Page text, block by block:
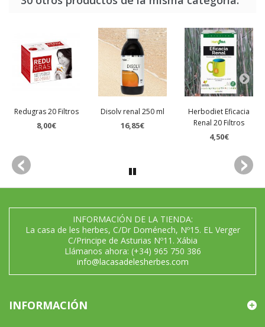
Redugras 20 Filtros
8,00€
Disolv renal 250 ml
16,85€
Herbodiet Eficacia
Renal 20 Filtros
4,50€
INFORMACIÓN DE LA TIENDA:
La casa de les herbes, C/Dr Doménech, Nº15. EL Verger
C/Principe de Asturias Nº11. Xábia
Llámanos ahora: (+34) 965 750 386
info@lacasadelesherbes.com
INFORMACIÓN